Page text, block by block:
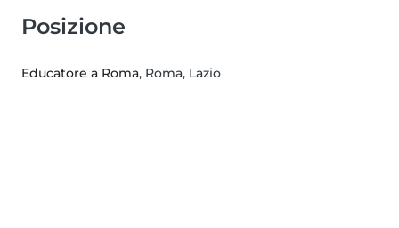
Posizione
Educatore a Roma, Roma, Lazio